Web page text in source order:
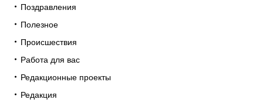
Поздравления
Полезное
Происшествия
Работа для вас
Редакционные проекты
Редакция